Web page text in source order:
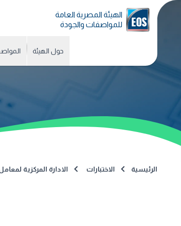
الهيئة المصرية العامة
للمواصفات والجودة
حول الهيئة
الرئيسية الاختبارات الادارة المركزية